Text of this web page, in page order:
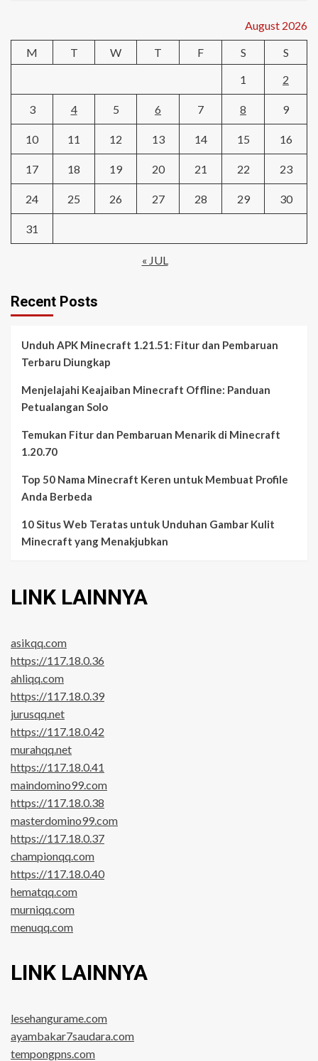
August 2026
M
T W T F S
S
1
2
3 4 5 6 7 8 9
10 11 12 13 14 15 16
17 18 19 20 21 22 23
24 25 26 27 28 29 30
31
« JUL
Recent Posts
Unduh APK Minecraft 1.21.51: Fitur dan Pembaruan
Terbaru Diungkap
Menjelajahi Keajaiban Minecraft Offline: Panduan
Petualangan Solo
Temukan Fitur dan Pembaruan Menarik di Minecraft
1.20.70
Top 50 Nama Minecraft Keren untuk Membuat Profile
Anda Berbeda
10 Situs Web Teratas untuk Unduhan Gambar Kulit
Minecraft yang Menakjubkan
LINK LAINNYA
asikqq.com
https://117.18.0.36
ahliqq.com
https://117.18.0.39
jurusqq.net
https://117.18.0.42
murahqq.net
https://117.18.0.41
maindomino99.com
https://117.18.0.38
masterdomino99.com
https://117.18.0.37
championqq.com
https://117.18.0.40
hematqq.com
murniqq.com
menuqq.com
LINK LAINNYA
lesehangurame.com
ayambakar7saudara.com
tempongpns.com